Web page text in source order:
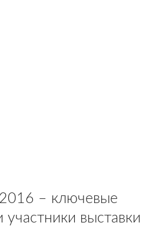
– ключевые
выставки